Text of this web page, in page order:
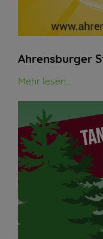
Ahrensburger
Mehr lesen...